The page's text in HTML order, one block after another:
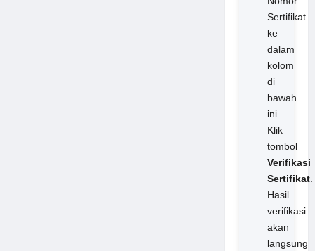
Sertifikat
ke
dalam
kolom
di
bawah
ini.
Klik
tombol
Verifikasi
Sertifikat.
Hasil
verifikasi
akan
langsung